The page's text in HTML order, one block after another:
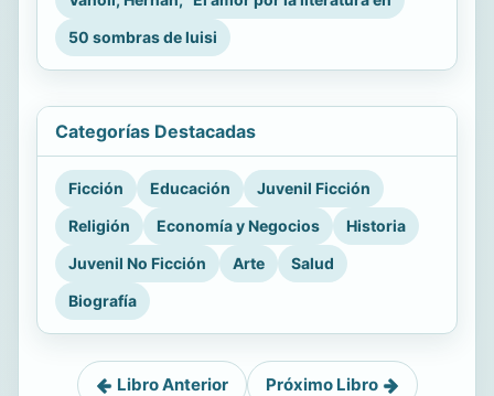
50 sombras de luisi
Categorías Destacadas
Ficción Educación
Juvenil Ficción
Religión
Economía y Negocios
Historia
Juvenil No Ficción
Arte
Salud
Biografía
Libro Anterior Próximo Libro